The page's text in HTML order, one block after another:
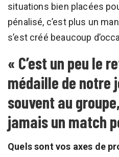
situations bien placées
pénalisé, c’est plus un
s’est créé beaucoup
« C’est un peu le
médaille de notre
souvent au
jamais un match
Quels sont vos axes de